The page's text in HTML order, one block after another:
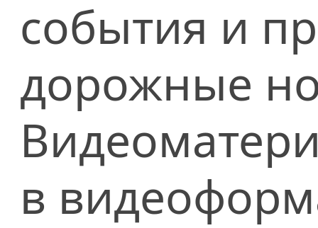
события и
дорожные
в